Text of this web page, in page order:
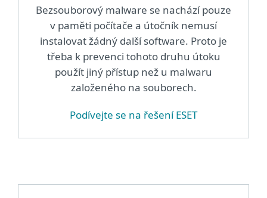
Bezsouborový malware se nachází pouze
v paměti počítače a útočník nemusí
instalovat žádný další software. Proto je
třeba k prevenci tohoto druhu útoku
použít jiný přístup než u malwaru
založeného na souborech.
Podívejte se na řešení ESET